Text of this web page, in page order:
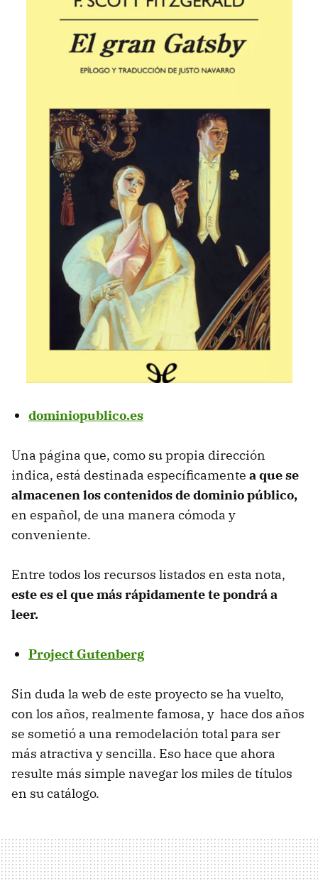
dominiopublico.es
Una página que, como su propia dirección
indica, está destinada específicamente a que se
almacenen los contenidos de dominio público,
en español, de una manera cómoda y
conveniente.
Entre todos los recursos listados en esta nota,
este es el que más rápidamente te pondrá a
leer.
Project Gutenberg
Sin duda la web de este proyecto se ha vuelto,
con los años, realmente famosa, y hace dos años
se sometió a una remodelación total para ser
más atractiva y sencilla. Eso hace que ahora
resulte más simple navegar los miles de títulos
en su catálogo.